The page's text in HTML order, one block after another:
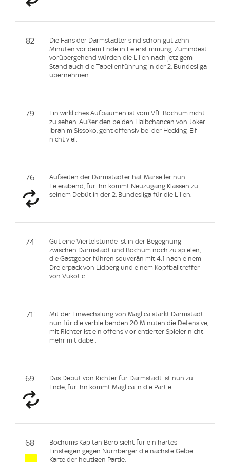
82'
Die Fans der Darmstädter sind schon gut zehn
Minuten vor dem Ende in Feierstimmung. Zumindest
vorübergehend würden die Lilien nach jetzigem
Stand auch die Tabellenführung in der 2. Bundesliga
übernehmen.
79'
Ein wirkliches Aufbäumen ist vom VfL Bochum nicht
zu sehen. Außer den beiden Halbchancen von Joker
Ibrahim Sissoko, geht offensiv bei der Hecking-Elf
nicht viel.
76'
Aufseiten der Darmstädter hat Marseiler nun
Feierabend, für ihn kommt Neuzugang Klassen zu
seinem Debüt in der 2. Bundesliga für die Lilien.
74'
Gut eine Viertelstunde ist in der Begegnung
zwischen Darmstadt und Bochum noch zu spielen,
die Gastgeber führen souverän mit 4:1 nach einem
Dreierpack von Lidberg und einem Kopfballtreffer
von Vukotic.
71'
Mit der Einwechslung von Maglica stärkt Darmstadt
nun für die verbleibenden 20 Minuten die Defensive,
mit Richter ist ein offensiv orientierter Spieler nicht
mehr mit dabei.
69'
Das Debüt von Richter für Darmstadt ist nun zu
Ende, für ihn kommt Maglica in die Partie.
68'
Bochums Kapitän Bero sieht für ein hartes
Einsteigen gegen Nürnberger die nächste Gelbe
Karte der heutigen Partie.